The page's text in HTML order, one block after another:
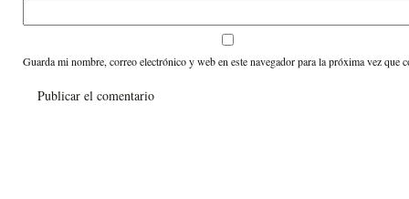
Guarda mi nombre, correo electrónico y web en este navegador para la próxima vez que